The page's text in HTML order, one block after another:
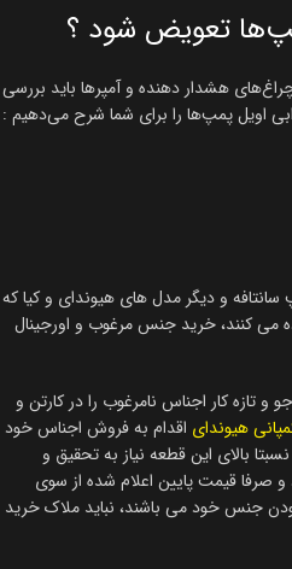
تعویض شود ؟
هشدار دهنده و آمپرها باید بررسی
اویل پمپ‌ها را برای شما شرح می‌دهیم :
و دیگر مدل های هیوندای و کیا که
می کنند، خرید جنس مرغوب و اورجینال
و تازه کار اجناس نامرغوب را در کارتن و
هیوندای اقدام به فروش اجناس خود
بالای این قطعه نیاز به تحقیق و
صرفا قیمت پایین اعلام شده از سوی
جنس خود می باشند، نباید ملاک خرید